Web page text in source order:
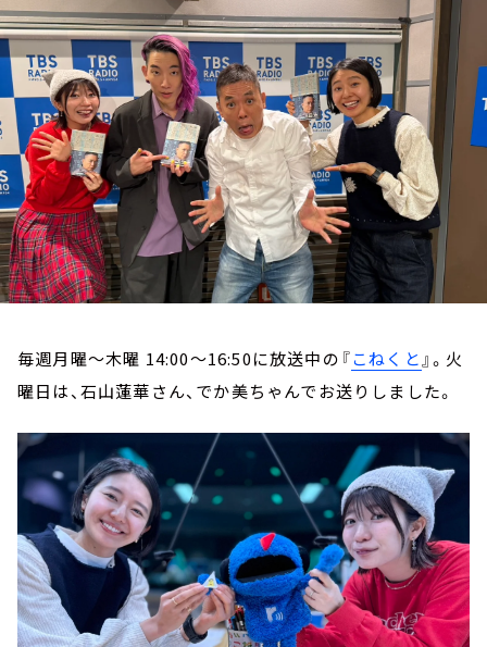
イベント・グッズ
YouTube
会社情報
毎週月曜～木曜 14:00～16:50に放送中の『こねくと』。火
曜日は、石山蓮華さん、でか美ちゃんでお送りしました。